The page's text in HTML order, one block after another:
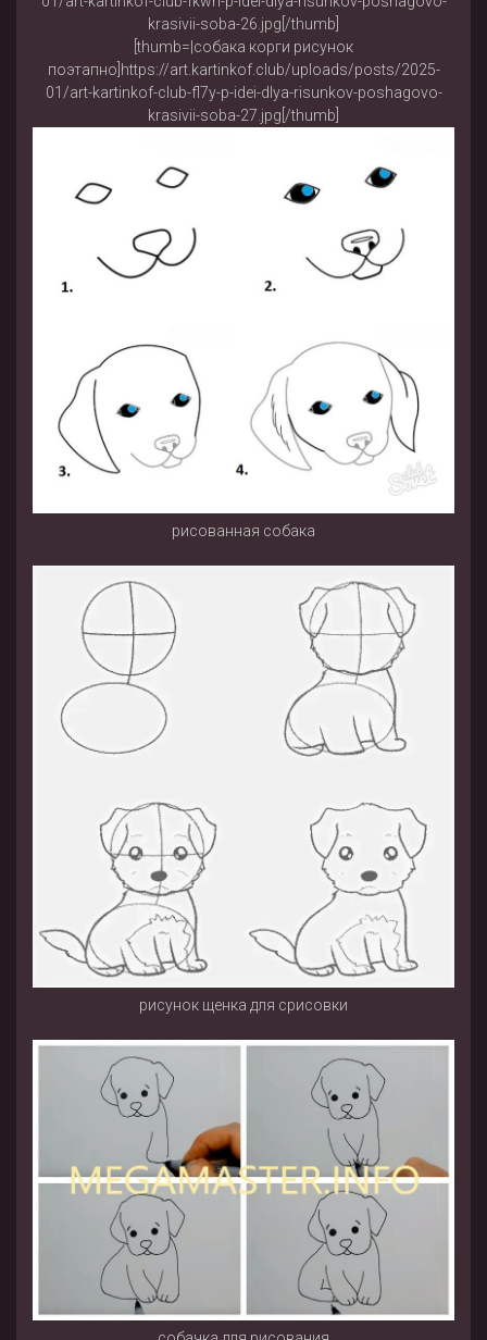
krasivii-soba-26.jpg[/thumb]
[thumb=|собака корги рисунок
поэтапно]https://art.kartinkof.club/uploads/posts/2025-
01/art-kartinkof-club-fl7y-p-idei-dlya-risunkov-poshagovo-
krasivii-soba-27.jpg[/thumb]
рисованная собака
рисунок щенка для срисовки